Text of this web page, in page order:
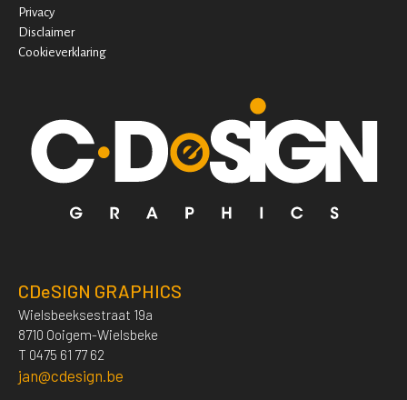
Privacy
Disclaimer
Cookieverklaring
CDeSIGN GRAPHICS
Wielsbeeksestraat 19a
8710 Ooigem-Wielsbeke
T 0475 61 77 62
jan@cdesign.be